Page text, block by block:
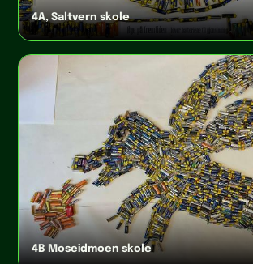
4A, Saltvern skole
4B Moseidmoen skole